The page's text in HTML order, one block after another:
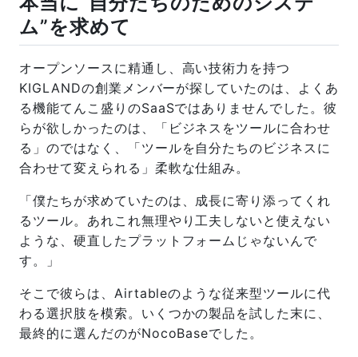
ム”を求めて
オープンソースに精通し、高い技術力を持つ
KIGLANDの創業メンバーが探していたのは、よくあ
る機能てんこ盛りのSaaSではありませんでした。彼
らが欲しかったのは、「ビジネスをツールに合わせ
る」のではなく、「ツールを自分たちのビジネスに
合わせて変えられる」柔軟な仕組み。
「僕たちが求めていたのは、成長に寄り添ってくれ
るツール。あれこれ無理やり工夫しないと使えない
ような、硬直したプラットフォームじゃないんで
す。」
そこで彼らは、Airtableのような従来型ツールに代
わる選択肢を模索。いくつかの製品を試した末に、
最終的に選んだのがNocoBaseでした。